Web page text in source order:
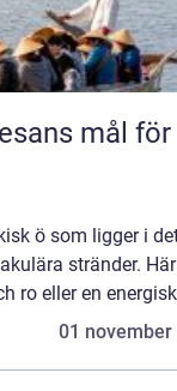
mål för
ö som ligger i
stränder. Här
ro eller en
01 november